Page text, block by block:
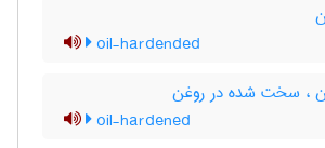
oil-hardended
، سخت شده در روغن
oil-hardened